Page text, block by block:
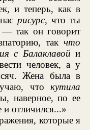
и теперь, как в
рисурс, что ты
— так он говорит
так что
с Балаклавой и
человек, а у
Жена была в
что кутила
наверное, по ее
отличился...»
которые я